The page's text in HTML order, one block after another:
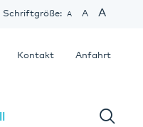
Schriftgröße: A A A
Anfahrt
Kontakt